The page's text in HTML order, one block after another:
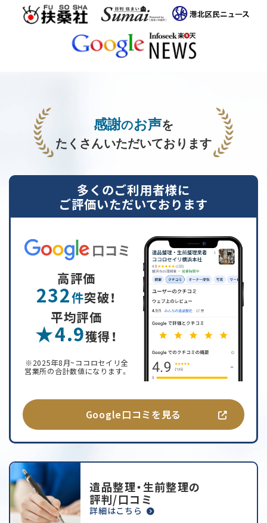
感謝のお声を
たくさんいただいております
多くのご利用者様に
ご評価いただいております
高評価
232件突破！
平均評価
★4.9獲得！
※2025年8月~ココロセイリ全
営業所の合計数値になります。
Google口コミを見る
遺品整理・生前整理の
評判/口コミ
詳細はこちら